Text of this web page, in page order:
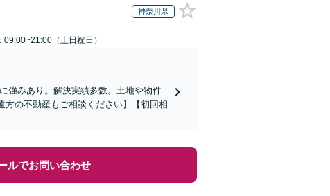
神奈川県
09:00~21:00（土日祝日）
強みあり。解決実績多数。土地や物件
の不動産もご相談ください】【初回相
ルでお問い合わせ